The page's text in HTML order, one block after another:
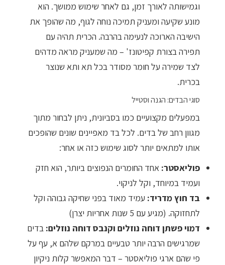
וגמישותה לאורך זמן, גם לאחר שימוש ממושך. הוא
מונע שקיעה ומעניק תמיכה נוחה לגוף, מה שהופך את
הישיבה הארוכה לנעימה בהרבה. הכרית תהיה עם
תפירה בצורת קפיטונז' – מה שמעניק מראה מדהים
לצד שמירה על חומר מסודר בכל תא ותא שנוצר
בכרית.
סוגי הבדים: הגנה וסטייל
במפעלים מקצועיים כמו בסביונית, ניתן לבחור מתוך
מגוון רחב של בדים. לכל בד מאפיינים שונים שהופכים
אותו למתאים יותר לסוג שימוש כזה או אחר:
פוליאסטר: אחד החומרים הנפוצים ביותר, הוא חזק
ועמיד במיוחד, וקל לניקוי.
בד חוץ מדריד: עמיד מאוד בפני שחיקה גבוהה וקל
לתחזוקה. (מגיע עם 5 שנות אחריות יצרן)
דמוי פשתן דוחה נוזלים וקנבס דוחה נוזלים: בדים
שמרגישים הרבה יותר טבעיים במרקם שלהם א, עף על
פי שהם ארגי פוליאסטר – דבר המאפשר קלות ניקיון